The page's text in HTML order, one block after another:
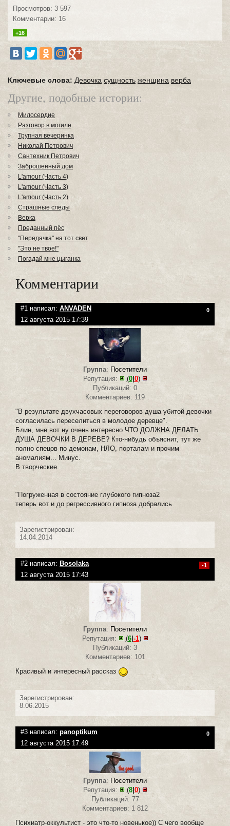
Просмотров: 3 597
Комментарии: 16
+16
Ключевые слова: Девочка сущность женщина верба
Другие, подобные истории:
Милосердие
Разговор в могиле
Трупная вечеринка
Николай Петрович
Сантехник Петрович
Заброшенный дом
L'amour (Часть 4)
L'amour (Часть 3)
L'amour (Часть 2)
Страшные следы
Верка
Преданный пёс
"Передачка" на тот свет
"Это не твое!"
Погадай мне цыганка
Комментарии
#1 написал: ANVADEN 0
12 августа 2015 17:39
Группа: Посетители
Репутация:
(0| 0)
Публикаций: 0
Комментариев: 119
"В результате двухчасовых переговоров душа убитой девочки
согласилась переселиться в молодое деревце".
Блин, мне вот ну очень интересно ЧТО ДОЛЖНА ДЕЛАТЬ
ДУША ДЕВОЧКИ В ДЕРЕВЕ? Кто-нибудь объяснит, тут же
полно спецов по демонам, НЛО, порталам и прочим
аномалиям... Минус.
В творческие.
"Погруженная в состояние глубокого гипноза2
теперь вот и до регрессивного гипноза добрались
Зарегистрирован:
14.04.2014
#2 написал: Bosolaka -1
12 августа 2015 17:43
Группа: Посетители
Репутация:
(6| -1)
Публикаций: 3
Комментариев: 101
Красивый и интересный рассказ
Зарегистрирован:
8.06.2015
#3 написал: panoptikum 0
12 августа 2015 17:49
Группа: Посетители
Репутация:
(8| 0)
Публикаций: 77
Комментариев: 1 812
Психиатр-оккультист - это что-то новенькое)) С чего вообще